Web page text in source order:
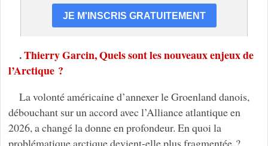
.Thierry Garcin, Quels sont les nouveaux enjeux de
l’Arctique ?
La volonté américaine d’annexer le Groenland danois,
débouchant sur un accord avec l’Alliance atlantique en
2026, a changé la donne en profondeur. En quoi la
problématique arctique devient-elle plus fragmentée ?